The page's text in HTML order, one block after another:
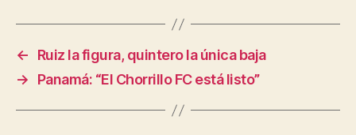
←
Ruiz la figura, quintero la única baja
→
Panamá: “El Chorrillo FC está listo”